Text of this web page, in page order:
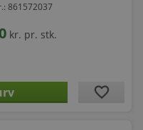
861572037
kr. pr. stk.
favorite